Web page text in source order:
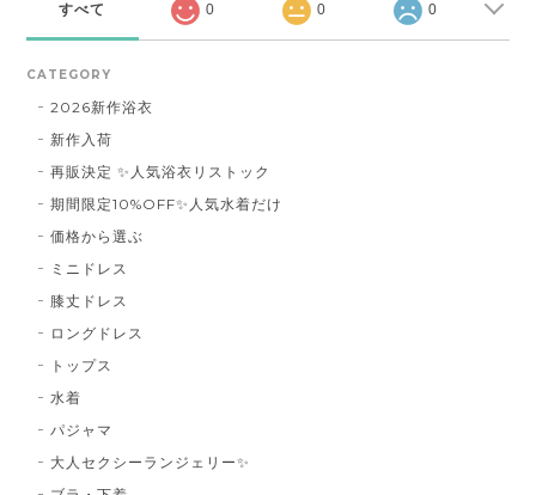
すべて 0 0 0
CATEGORY
2026新作浴衣
新作入荷
再販決定 ✨人気浴衣リストック
期間限定10%OFF✨人気水着だけ
価格から選ぶ
ミニドレス
膝丈ドレス
ロングドレス
トップス
水着
パジャマ
大人セクシーランジェリー✨